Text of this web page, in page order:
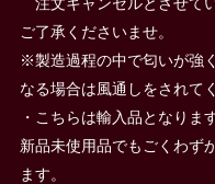
ご了承くださいませ。
※製造過程の中で匂いが強
なる場合は風通しをされて
・こちらは輸入品となりま
新品未使用品でもごくわず
ます。